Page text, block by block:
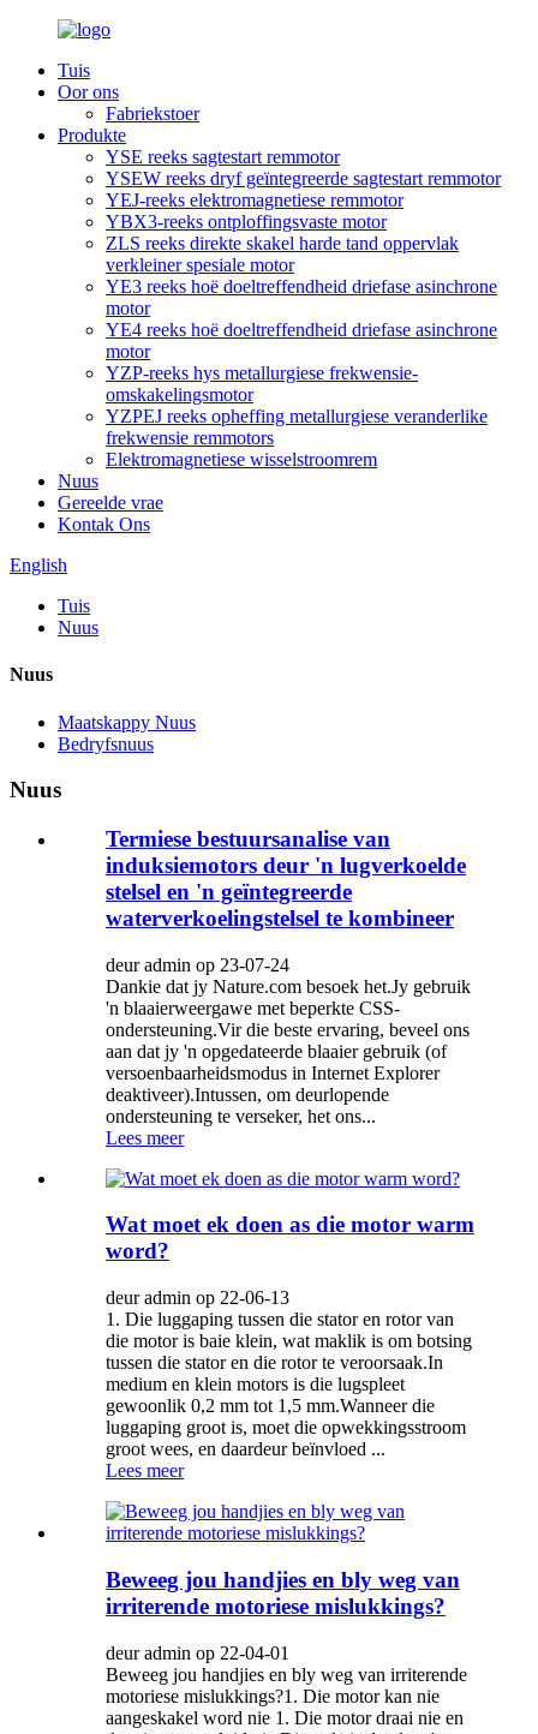
Tuis
Oor ons
Fabriekstoer
Produkte
YSE reeks sagtestart remmotor
YSEW reeks dryf geïntegreerde sagtestart remmotor
YEJ-reeks elektromagnetiese remmotor
YBX3-reeks ontploffingsvaste motor
ZLS reeks direkte skakel harde tand oppervlak
verkleiner spesiale motor
YE3 reeks hoë doeltreffendheid driefase asinchrone
motor
YE4 reeks hoë doeltreffendheid driefase asinchrone
motor
YZP-reeks hys metallurgiese frekwensie-
omskakelingsmotor
YZPEJ reeks opheffing metallurgiese veranderlike
frekwensie remmotors
Elektromagnetiese wisselstroomrem
Nuus
Gereelde vrae
Kontak Ons
English
Tuis
Nuus
Nuus
Maatskappy Nuus
Bedryfsnuus
Nuus
Termiese bestuursanalise van
induksiemotors deur 'n lugverkoelde
stelsel en 'n geïntegreerde
waterverkoelingstelsel te kombineer
deur admin op 23-07-24
Dankie dat jy Nature.com besoek het.Jy gebruik
'n blaaierweergawe met beperkte CSS-
ondersteuning.Vir die beste ervaring, beveel ons
aan dat jy 'n opgedateerde blaaier gebruik (of
versoenbaarheidsmodus in Internet Explorer
deaktiveer).Intussen, om deurlopende
ondersteuning te verseker, het ons...
Lees meer
Wat moet ek doen as die motor warm
word?
deur admin op 22-06-13
1. Die luggaping tussen die stator en rotor van
die motor is baie klein, wat maklik is om botsing
tussen die stator en die rotor te veroorsaak.In
medium en klein motors is die lugspleet
gewoonlik 0,2 mm tot 1,5 mm.Wanneer die
luggaping groot is, moet die opwekkingsstroom
groot wees, en daardeur beïnvloed ...
Lees meer
Beweeg jou handjies en bly weg van
irriterende motoriese mislukkings?
deur admin op 22-04-01
Beweeg jou handjies en bly weg van irriterende
motoriese mislukkings?1. Die motor kan nie
aangeskakel word nie 1. Die motor draai nie en